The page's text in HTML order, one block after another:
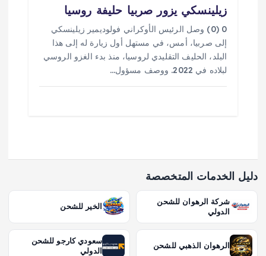
زيلينسكي يزور صربيا حليفة روسيا
0 (0) وصل الرئيس الأوكراني فولوديمير زيلينسكي
إلى صربيا، أمس، في مستهل أول زيارة له إلى هذا
البلد، الحليف التقليدي لروسيا، منذ بدء الغزو الروسي
لبلاده في 2022. ووصف مسؤول…
دليل الخدمات المتخصصة
شركة الرهوان للشحن
الدولي
الخير للشحن
الرهوان الذهبي للشحن
سعودي كارجو للشحن
الدولي